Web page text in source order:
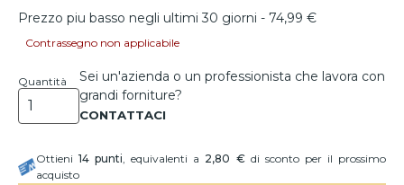
Prezzo piu basso negli ultimi 30 giorni - 74,99 €
Contrassegno non applicabile
Quantità
Sei un'azienda o un professionista che lavora con
grandi forniture?
Ottieni14 punti, equivalenti a 2,80 €di sconto per il prossimo
acquisto